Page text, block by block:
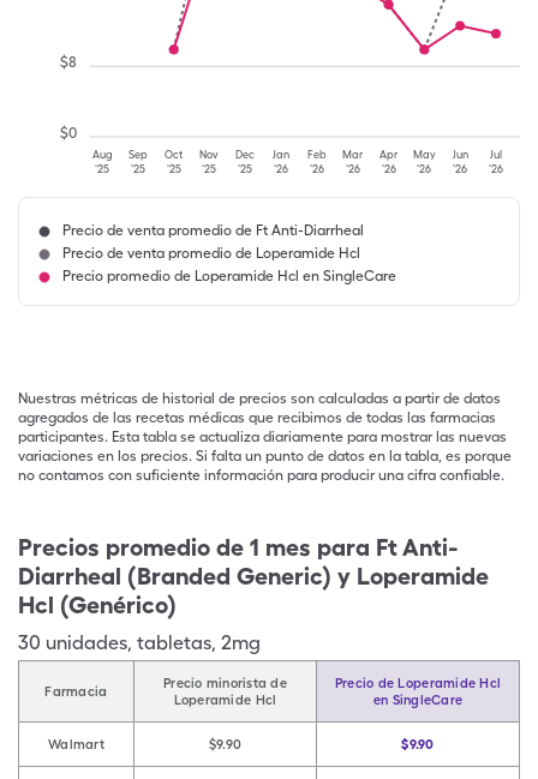
Aug
'25
Sep
'25
Oct
'25
Nov
'25
Dec
'25
Jan
'26
Feb
'26
Mar
'26
Apr
'26
May
'26
Jun
'26
Jul
'26
$0
$8
Precio de venta promedio de Ft Anti-Diarrheal
Precio de venta promedio de Loperamide Hcl
Precio promedio de Loperamide Hcl en SingleCare
Nuestras métricas de historial de precios son calculadas a partir de datos
agregados de las recetas médicas que recibimos de todas las farmacias
participantes. Esta tabla se actualiza diariamente para mostrar las nuevas
variaciones en los precios. Si falta un punto de datos en la tabla, es porque
no contamos con suficiente información para producir una cifra confiable.
Precios promedio de 1 mes para Ft Anti-
Diarrheal (Branded Generic) y Loperamide
Hcl (Genérico)
30 unidades, tabletas, 2mg
Farmacia
Precio minorista de
Loperamide Hcl
Precio de Loperamide Hcl
en SingleCare
Walmart $9.90 $9.90